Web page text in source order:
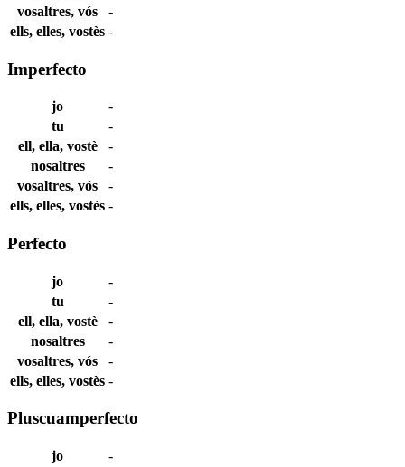
vosaltres, vós
-
ells, elles, vostès -
Imperfecto
jo
-
tu
-
ell, ella, vostè
-
nosaltres
-
vosaltres, vós
-
ells, elles, vostès -
Perfecto
jo
-
tu
-
ell, ella, vostè
-
nosaltres
-
vosaltres, vós
-
ells, elles, vostès -
Pluscuamperfecto
jo
-